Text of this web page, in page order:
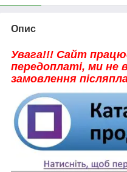
Опис
Увага!!! Сайт
передоплаті, ми не
замовлення